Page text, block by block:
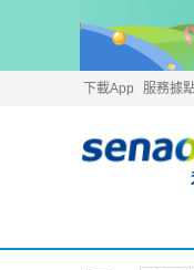
下載App 服務據